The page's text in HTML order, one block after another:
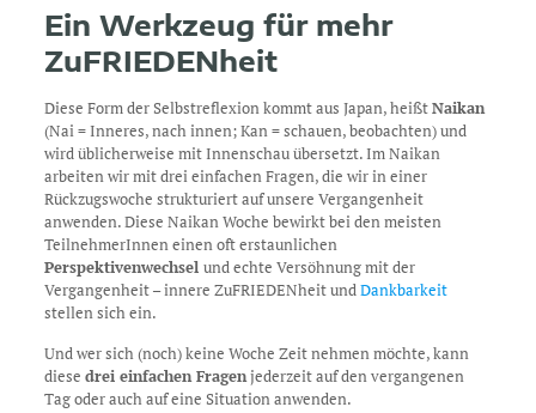
Ein Werkzeug für mehr
ZuFRIEDENheit
Diese Form der Selbstreflexion kommt aus Japan, heißtNaikan
(Nai = Inneres, nach innen; Kan = schauen, beobachten) und
wird üblicherweise mit Innenschau übersetzt. Im Naikan
arbeiten wir mit drei einfachen Fragen, die wir in einer
Rückzugswoche strukturiert auf unsere Vergangenheit
anwenden. Diese Naikan Woche bewirkt bei den meisten
TeilnehmerInnen einen oft erstaunlichen
Perspektivenwechsel und echte Versöhnung mit der
Vergangenheit – innere ZuFRIEDENheit undDankbarkeit
stellen sich ein.
Und wer sich (noch) keine Woche Zeit nehmen möchte, kann
diese drei einfachen Fragenjederzeit auf den vergangenen
Tag oder auch auf eine Situation anwenden.